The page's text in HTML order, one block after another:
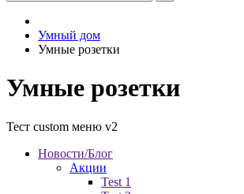
Умный дом
Умные розетки
Умные розетки
Тест custom меню v2
Новости/Блог
Акции
Test 1